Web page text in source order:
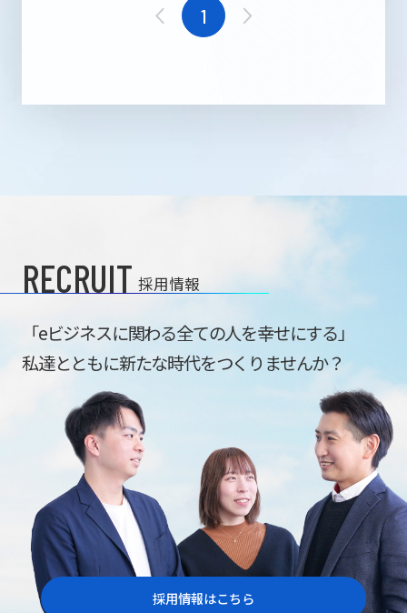
1
RECRUIT 採用情報
「eビジネスに関わる全ての人を幸せにする」
私達とともに新たな時代をつくりませんか？
採用情報はこちら